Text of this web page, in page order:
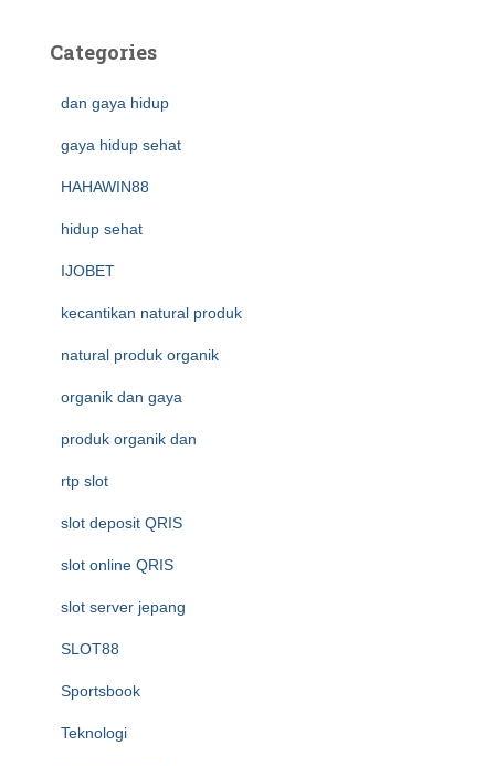
Categories
dan gaya hidup
gaya hidup sehat
HAHAWIN88
hidup sehat
IJOBET
kecantikan natural produk
natural produk organik
organik dan gaya
produk organik dan
rtp slot
slot deposit QRIS
slot online QRIS
slot server jepang
SLOT88
Sportsbook
Teknologi